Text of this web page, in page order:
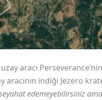
uzay aracı
aracının indiği Jezero
edemeyebilirsiniz